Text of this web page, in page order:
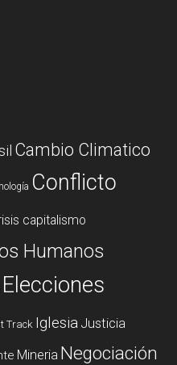
Cambio Climatico
Conflicto
capitalismo
Humanos
Elecciones
Track Iglesia Justicia
Mineria Negociación